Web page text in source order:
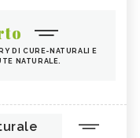
DI CURE-NATURALI E
NATURALE.